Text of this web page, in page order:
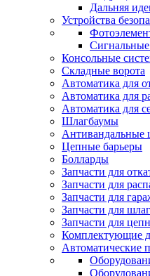
Дальняя
Устройства
Консольные
Складные ворота
Автоматика для
Автоматика для
Автоматика для
Шлагбаумы
Антивандальные
Цепные барьеры
Болларды
Запчасти для
Запчасти для
Запчасти для
Запчасти для
Запчасти для
Комплектующие
Автоматические